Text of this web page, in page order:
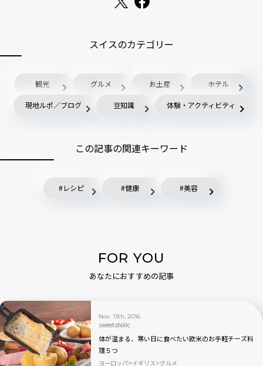
スイスのカテゴリー
観光 グルメ お土産 ホテル
現地ルポ／ブログ 豆知識 体験・アクティビティ
この記事の関連キーワード
レシピ 健康 美容
FOR YOU
あなたにおすすめの記事
Nov. 13th, 2016
sweetsholic
体が温まる、寒い日に食べたい欧米のお手軽チーズ料
理５つ
ヨーロッパ イギリス グルメ